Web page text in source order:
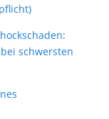
schwersten